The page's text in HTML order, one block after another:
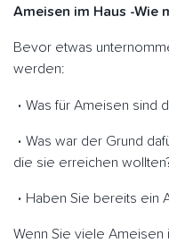
Ameisen im Haus -Wie
Bevor etwas
werden:
Was für Ameisen sind
Was war der Grund
die sie erreichen
Haben Sie bereits ein
Wenn Sie viele Ameisen